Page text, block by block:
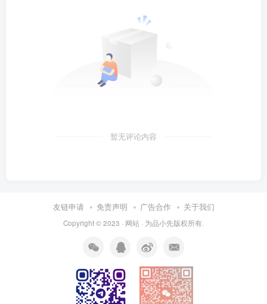
暂无评论内容
友链申请 免责声明 广告合作 关于我们
Copyright © 2023 · 网站 · 为品小先版权所有.